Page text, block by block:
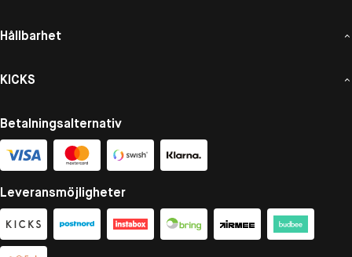
Hållbarhet
KICKS
Betalningsalternativ
Leveransmöjligheter